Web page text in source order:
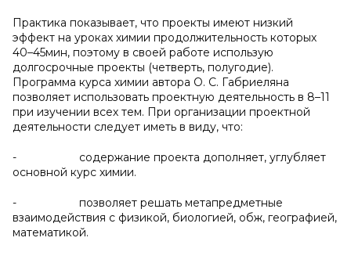
Практика показывает, что проекты имеют низкий
эффект на уроках химии продолжительность которых
40–45мин, поэтому в своей работе использую
долгосрочные проекты (четверть, полугодие).
Программа курса химии автора О. С. Габриеляна
позволяет использовать проектную деятельность в 8–11
при изучении всех тем. При организации проектной
деятельности следует иметь в виду, что:
- содержание проекта дополняет, углубляет
основной курс химии.
- позволяет решать метапредметные
взаимодействия с физикой, биологией, обж, географией,
математикой.